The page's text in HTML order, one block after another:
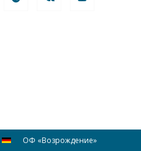
ОФ «Возрождение»